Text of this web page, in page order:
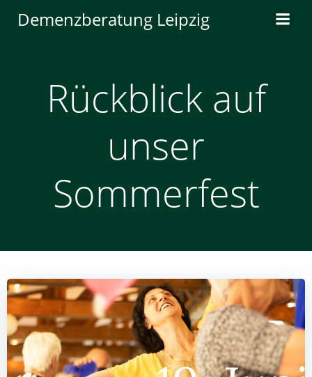
Inhalt
Demenzberatung Leipzig
Rückblick auf
unser
Sommerfest